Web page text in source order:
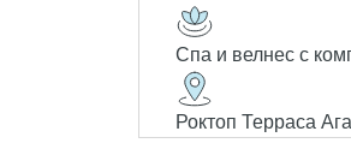
Спа и велнес с
Роктоп Терраса